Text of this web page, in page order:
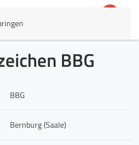
BBG
BBG
Bernburg (Saale)